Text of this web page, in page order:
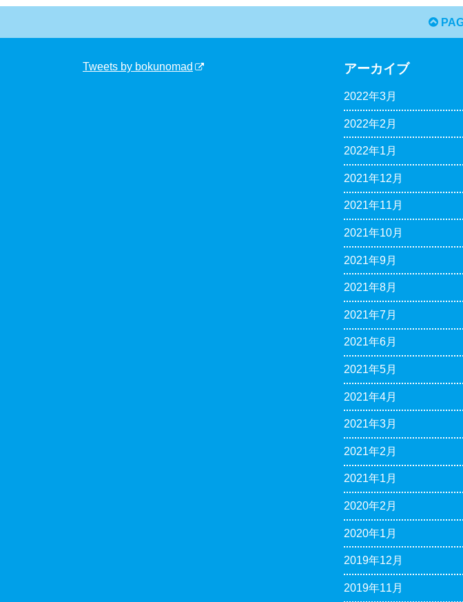
Tweets by bokunomad アーカイブ
2022年3月
2022年2月
2022年1月
2021年12月
2021年11月
2021年10月
2021年9月
2021年8月
2021年7月
2021年6月
2021年5月
2021年4月
2021年3月
2021年2月
2021年1月
2020年2月
2020年1月
2019年12月
2019年11月